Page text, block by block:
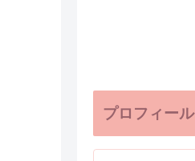
プロフィール